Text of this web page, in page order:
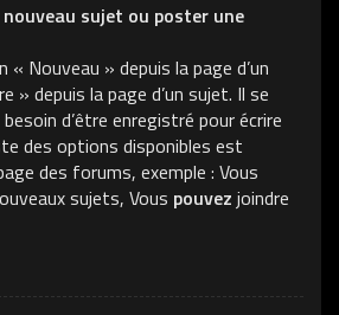
sujet ou poster une
« Nouveau » depuis la page d’un
» depuis la page d’un sujet. Il se
d’être enregistré pour écrire
des options disponibles est
des forums, exemple : Vous
sujets, Vous pouvez joindre